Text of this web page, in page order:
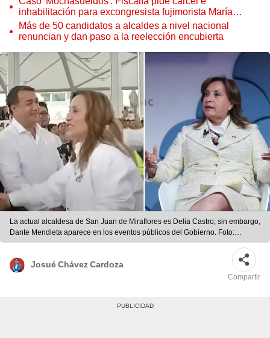
inhabilitación para excongresista fujimorista María
Cordero Jon Tay
Más de 50 candidatos a alcaldes a nivel nacional
renuncian y dan paso a la reelección encubierta
La actual alcaldesa de San Juan de Miraflores es Delia Castro; sin embargo,
Dante Mendieta aparece en los eventos públicos del Gobierno. Foto:
Composición/LR
Josué Chávez Cardoza
Compartir